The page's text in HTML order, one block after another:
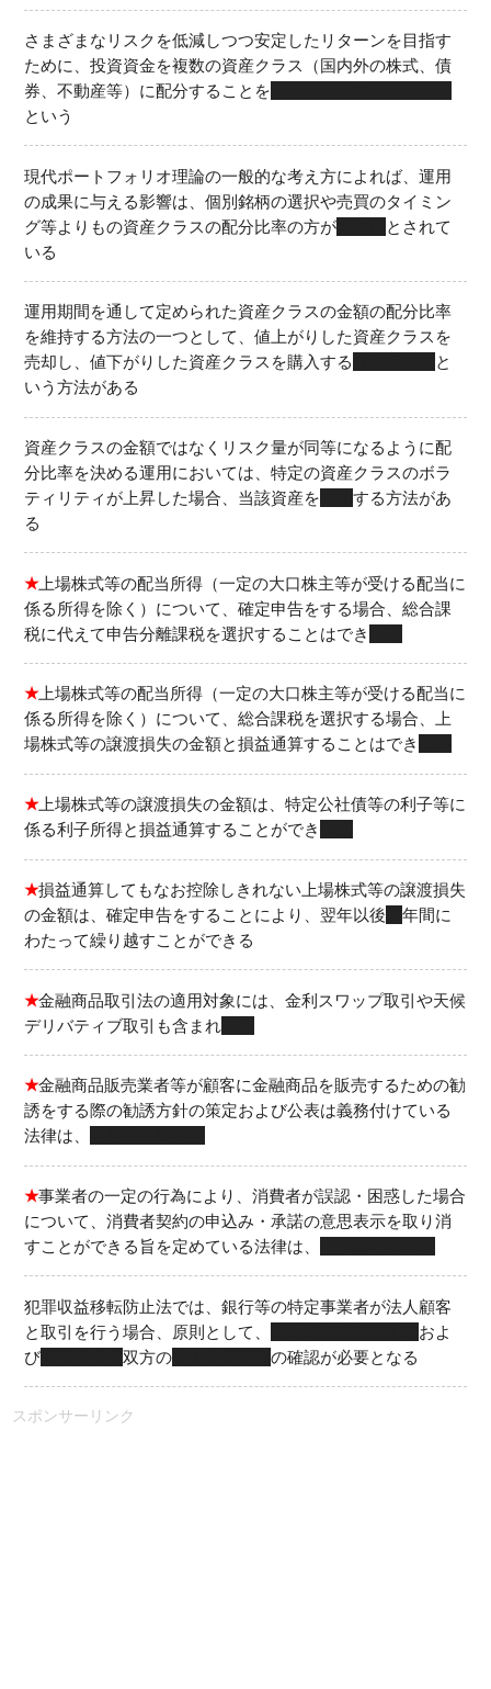
さまざまなリスクを低減しつつ安定したリターンを目指す
ために、投資資金を複数の資産クラス（国内外の株式、債
券、不動産等）に配分することを
という
現代ポートフォリオ理論の一般的な考え方によれば、運用
の成果に与える影響は、個別銘柄の選択や売買のタイミン
グ等よりもの資産クラスの配分比率の方が大きい
とされて
いる
運用期間を通して定められた資産クラスの金額の配分比率
を維持する方法の一つとして、値上がりした資産クラスを
売却し、値下がりした資産クラスを購入する
と
いう方法がある
資産クラスの金額ではなくリスク量が同等になるように配
分比率を決める運用においては、特定の資産クラスのボラ
ティリティが上昇した場合、当該資産を
する方法があ
る
★上場株式等の配当所得（一定の大口株主等が受ける配当に
係る所得を除く）について、確定申告をする場合、総合課
税に代えて申告分離課税を選択することはでき
★上場株式等の配当所得（一定の大口株主等が受ける配当に
係る所得を除く）について、総合課税を選択する場合、上
場株式等の譲渡損失の金額と損益通算することはでき
★上場株式等の譲渡損失の金額は、特定公社債等の利子等に
係る利子所得と損益通算することができ
★損益通算してもなお控除しきれない上場株式等の譲渡損失
の金額は、確定申告をすることにより、翌年以後
年間に
わたって繰り越すことができる
★金融商品取引法の適用対象には、金利スワップ取引や天候
デリバティブ取引も含まれる
★金融商品販売業者等が顧客に金融商品を販売するための勧
誘をする際の勧誘方針の策定および公表は義務付けている
法律は、
★事業者の一定の行為により、消費者が誤認・困惑した場合
について、消費者契約の申込み・承諾の意思表示を取り消
すことができる旨を定めている法律は、
犯罪収益移転防止法では、銀行等の特定事業者が法人顧客
と取引を行う場合、原則として、
およ
び取引担当者 双方の本人特定事項 の確認が必要となる
スポンサーリンク